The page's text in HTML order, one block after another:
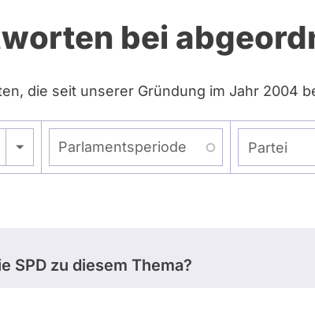
bei
die seit unserer Gründung im Jahr 2004
Partei
- Alle -
SPD zu diesem Thema?